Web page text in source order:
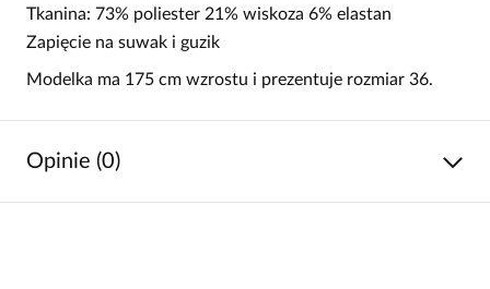
Tkanina: 73% poliester 21% wiskoza 6% elastan
Zapięcie na suwak i guzik
Modelka ma 175 cm wzrostu i prezentuje rozmiar 36.
Opinie (0)